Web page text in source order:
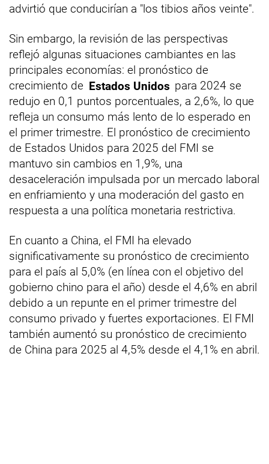
advirtió que conducirían a "los tibios años veinte".
Sin embargo, la revisión de las perspectivas
reflejó algunas situaciones cambiantes en las
principales economías: el pronóstico de
crecimiento de Estados Unidos para 2024 se
redujo en 0,1 puntos porcentuales, a 2,6%, lo que
refleja un consumo más lento de lo esperado en
el primer trimestre. El pronóstico de crecimiento
de Estados Unidos para 2025 del FMI se
mantuvo sin cambios en 1,9%, una
desaceleración impulsada por un mercado laboral
en enfriamiento y una moderación del gasto en
respuesta a una política monetaria restrictiva.
En cuanto a China, el FMI ha elevado
significativamente su pronóstico de crecimiento
para el país al 5,0% (en línea con el objetivo del
gobierno chino para el año) desde el 4,6% en abril
debido a un repunte en el primer trimestre del
consumo privado y fuertes exportaciones. El FMI
también aumentó su pronóstico de crecimiento
de China para 2025 al 4,5% desde el 4,1% en abril.